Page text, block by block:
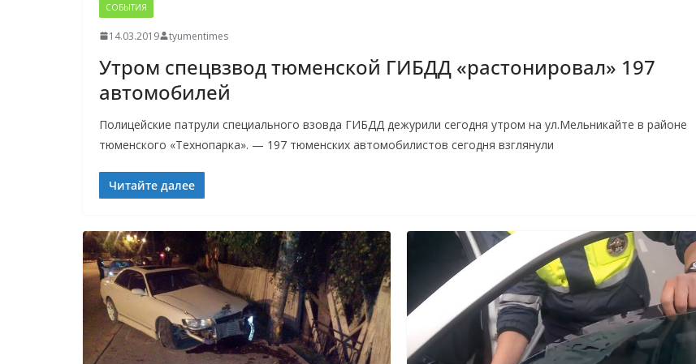
СОБЫТИЯ
14.03.2019 tyumentimes
Утром спецвзвод тюменской ГИБДД «растонировал» 197
автомобилей
Полицейские патрули специального взовда ГИБДД дежурили сегодня утром на ул.Мельникайте в районе
тюменского «Технопарка». — 197 тюменских автомобилистов сегодня взглянули
Читайте далее